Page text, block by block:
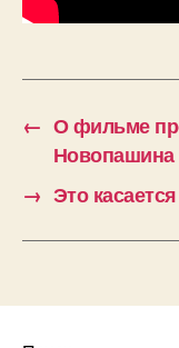
← О фильме
→ Это